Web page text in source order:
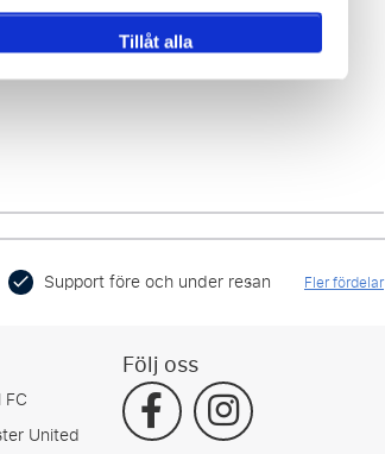
Tillåt alla
eget flyg, resdatum,
Support före och under resan Fler fördelar
United
Följ oss